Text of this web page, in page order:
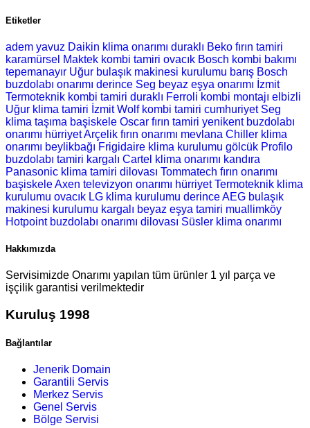
Etiketler
adem yavuz Daikin klima onarımı duraklı Beko fırın tamiri
karamürsel Maktek kombi tamiri ovacık Bosch kombi bakımı
tepemanayır Uğur bulaşık makinesi kurulumu barış Bosch
buzdolabı onarımı derince Seg beyaz eşya onarımı İzmit
Termoteknik kombi tamiri duraklı Ferroli kombi montajı elbizli
Uğur klima tamiri İzmit Wolf kombi tamiri cumhuriyet Seg
klima taşıma başiskele Oscar fırın tamiri yenikent buzdolabı
onarımı hürriyet Arçelik fırın onarımı mevlana Chiller klima
onarımı beylikbağı Frigidaire klima kurulumu gölcük Profilo
buzdolabı tamiri kargalı Cartel klima onarımı kandıra
Panasonic klima tamiri dilovası Tommatech fırın onarımı
başiskele Axen televizyon onarımı hürriyet Termoteknik klima
kurulumu ovacık LG klima kurulumu derince AEG bulaşık
makinesi kurulumu kargalı beyaz eşya tamiri muallimköy
Hotpoint buzdolabı onarımı dilovası Süsler klima onarımı
Hakkımızda
Servisimizde Onarımı yapılan tüm ürünler 1 yıl parça ve
işçilik garantisi verilmektedir
Kuruluş 1998
Bağlantılar
Jenerik Domain
Garantili Servis
Merkez Servis
Genel Servis
Bölge Servisi